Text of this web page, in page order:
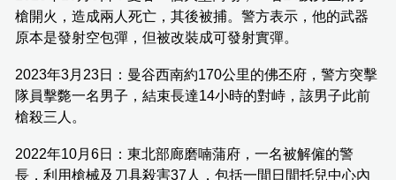
槍開火，造成兩人死亡，其後被捕。警方表示，他的武器
原本是發射空包彈，但被改裝成可發射實彈。
2023年3月23日：曼谷西南約170公里的佛丕府，警方突擊
隊員擊斃一名男子，結束長達14小時的對峙，該男子此前
槍殺三人。
2022年10月6日：東北部廊磨喃蒲府，一名被解僱的警
長，利用槍械及刀具殺害37人，包括一間日間托兒中心內